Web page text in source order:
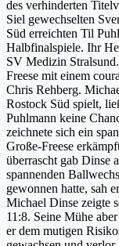
des verhinderten
Siel gewechselten
Süd erreichten Til
Halbfinalspiele. Ihr
SV Medizin
Freese mit einem
Chris Rehberg.
Rostock Süd spielt,
Puhlmann keine
zeichnete sich ein
Große-Freese
überrascht gab Dinse
spannenden
gewonnen hatte, sah
Michael Dinse zeigte
11:8. Seine Mühe
er dem mutigen